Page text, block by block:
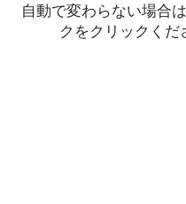
自動で変わらない場合
クをクリックくだ